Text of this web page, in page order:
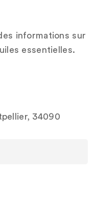
informations sur
essentielles.
34090